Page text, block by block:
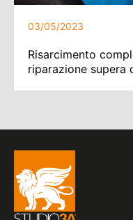
03/05/2023
Risarcimento
riparazione supera